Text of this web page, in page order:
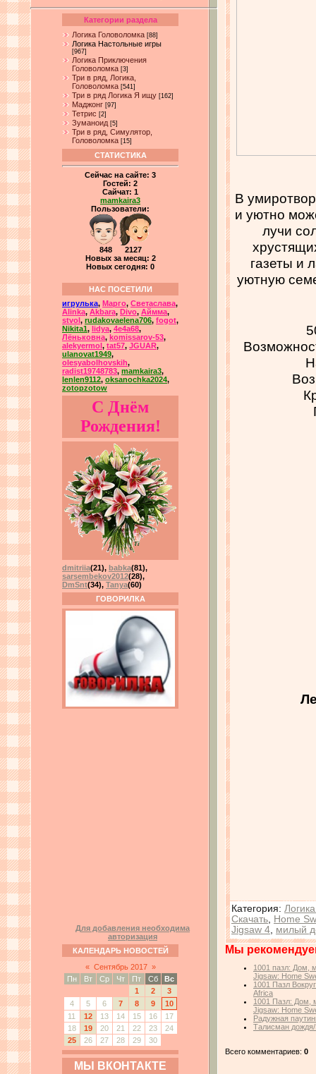
Категории раздела
Логика Головоломка [88]
Логика Настольные игры
[967]
Логика Приключения
Головоломка [3]
Три в ряд, Логика,
Головоломка [541]
Три в ряд Логика Я ищу [162]
Маджонг [97]
Тетрис [2]
Зуманоид [5]
Три в ряд, Симулятор,
Головоломка [15]
СТАТИСТИКА
Сейчас на сайте: 3
Гостей: 2
Сайчат: 1
mamkaira3
Пользователи:
848 2127
Новых за месяц: 2
Новых сегодня: 0
НАС ПОСЕТИЛИ
игрулька, Марго, Светаслава,
Alinka, Akbara, Divo, Аймма,
stvol , rudakovaelena706, fogot,
Nikita1, lidya, 4e4a68,
Лёньковна, komissarov-53,
alekyermol , tat57, JGUAR,
ulanovat1949,
olesyabolhovskih,
radist19748783, mamkaira3,
lenlen9112, oksanochka2024,
zotopzotow
С Днём
Рождения!
dmitriia(21), babka(81),
sarsembekov2012(28),
DmSnt(34), Tanya(60)
ГОВОРИЛКА
Для добавления необходима
авторизация
КАЛЕНДАРЬ НОВОСТЕЙ
« Сентябрь 2017 »
Пн
Вт Ср Чт Пт Сб
Вс
1
2
3
4
5 6 7 8 9
10
11
12 13 14 15 16
17
18
19 20 21 22 23
24
25
26 27 28 29 30
МЫ ВКОНТАКТЕ
В
и уютно
лучи
газеты и
уютную
Категория:
Скачать Home
Jigsaw 4 милый
Мы
1001 пазл: Дом,
Jigsaw: Home
1001 Пазл
Africa
1001 Пазл: Дом,
Jigsaw: Home
Радужная
Талисман дождя/
Всего комментариев: 0